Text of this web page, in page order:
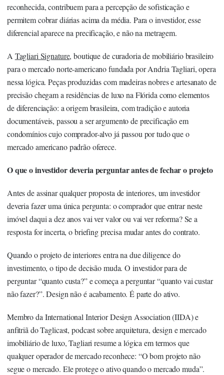
reconhecida, contribuem para a percepção de sofisticação e
permitem cobrar diárias acima da média. Para o investidor, esse
diferencial aparece na precificação, e não na metragem.
A Tagliari Signature, boutique de curadoria de mobiliário brasileiro
para o mercado norte-americano fundada por Andria Tagliari, opera
nessa lógica. Peças produzidas com madeiras nobres e artesanato de
precisão chegam a residências de luxo na Flórida como elementos
de diferenciação: a origem brasileira, com tradição e autoria
documentáveis, passou a ser argumento de precificação em
condomínios cujo comprador-alvo já passou por tudo que o
mercado americano padrão oferece.
O que o investidor deveria perguntar antes de fechar o projeto
Antes de assinar qualquer proposta de interiores, um investidor
deveria fazer uma única pergunta: o comprador que entrar neste
imóvel daqui a dez anos vai ver valor ou vai ver reforma? Se a
resposta for incerta, o briefing precisa mudar antes do contrato.
Quando o projeto de interiores entra na due diligence do
investimento, o tipo de decisão muda. O investidor para de
perguntar “quanto custa?” e começa a perguntar “quanto vai custar
não fazer?”. Design não é acabamento. É parte do ativo.
Membro da International Interior Design Association (IIDA) e
anfitriã do Taglicast, podcast sobre arquitetura, design e mercado
imobiliário de luxo, Tagliari resume a lógica em termos que
qualquer operador de mercado reconhece: “O bom projeto não
segue o mercado. Ele protege o ativo quando o mercado muda”.